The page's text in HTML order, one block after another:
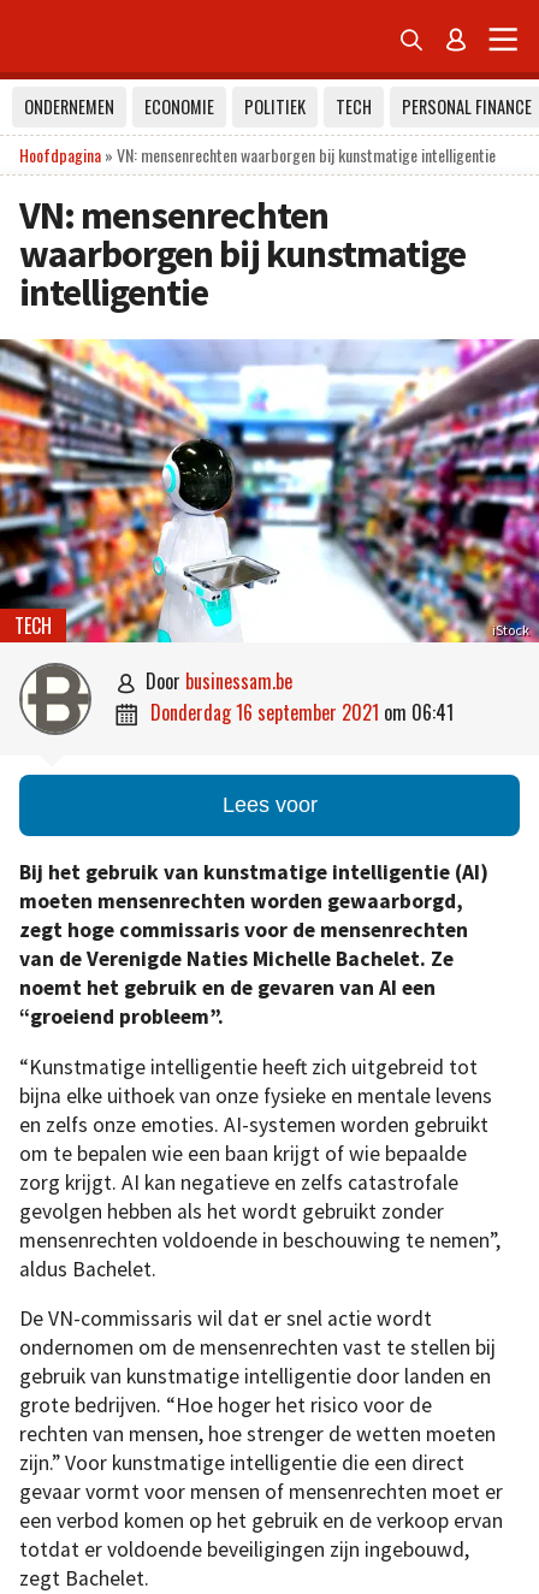
 
ONDERNEMEN ECONOMIE POLITIEK TECH
PERSONAL FINANCE
Hoofdpagina»VN: mensenrechten waarborgen bij kunstmatige intelligentie
VN: mensenrechten
waarborgen bij kunstmatige
intelligentie
iStock
TECH
 door businessam.be
 donderdag 16 september 2021 om 06:41
Lees voor
Bij het gebruik van kunstmatige intelligentie (AI)
moeten mensenrechten worden gewaarborgd,
zegt hoge commissaris voor de mensenrechten
van de Verenigde Naties Michelle Bachelet. Ze
noemt het gebruik en de gevaren van AI een
“groeiend probleem”.
“Kunstmatige intelligentie heeft zich uitgebreid tot
bijna elke uithoek van onze fysieke en mentale levens
en zelfs onze emoties. AI-systemen worden gebruikt
om te bepalen wie een baan krijgt of wie bepaalde
zorg krijgt. AI kan negatieve en zelfs catastrofale
gevolgen hebben als het wordt gebruikt zonder
mensenrechten voldoende in beschouwing te nemen”,
aldus Bachelet.
De VN-commissaris wil dat er snel actie wordt
ondernomen om de mensenrechten vast te stellen bij
gebruik van kunstmatige intelligentie door landen en
grote bedrijven. “Hoe hoger het risico voor de
rechten van mensen, hoe strenger de wetten moeten
zijn.” Voor kunstmatige intelligentie die een direct
gevaar vormt voor mensen of mensenrechten moet er
een verbod komen op het gebruik en de verkoop ervan
totdat er voldoende beveiligingen zijn ingebouwd,
zegt Bachelet.